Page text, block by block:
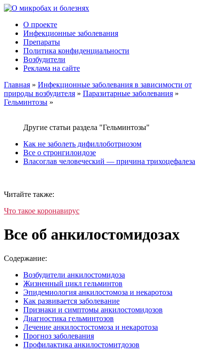
О проекте
Инфекционные заболевания
Препараты
Политика конфиденциальности
Возбудители
Реклама на сайте
Главная » Инфекционные заболевания в зависимости от
природы возбудителя » Паразитарные заболевания »
Гельминтозы »
Другие статьи раздела "Гельминтозы"
Как не заболеть дифиллоботриозом
Все о стронгилоидозе
Власоглав человеческий — причина трихоцефалеза
Читайте также:
Что такое коронавирус
Все об анкилостомидозах
Содержание:
Возбудители анкилостомидоза
Жизненный цикл гельминтов
Эпидемиология анкилостомоза и некаротоза
Как развивается заболевание
Признаки и симптомы анкилостомидозов
Диагностика гельминтозов
Лечение анкилостостомоза и некаротоза
Прогноз заболевания
Профилактика анкилостомитдозов